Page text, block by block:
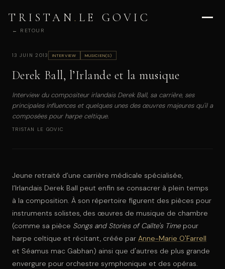
TRISTAN . LE GOVIC
← RETOUR
13 JUIN 2013 INTERVIEW MUSICIEN(S)
Derek Ball, l’Irlande et la musique
Interview du compositeur irlandais Derek Ball, sa carrière, ses
principales influences et quelques unes des œuvres majeures qu'il a
composées pour harpe celtique.
TRISTAN LE GOVIC
Jeune retraité d’une carrière médicale spécialisée,
l’Irlandais Derek Ball peut enfin se consacrer à plein temps
à la composition. À son répertoire figurent des pièces pour
instruments solistes, des œuvres de musique de chambre
(comme sa pièce Songs and Stories of Caílte's Timepour
harpe celtique et récitant, créée par Anne-Marie O'Farrell
et Séamus mac Gabhan) ainsi que d'autres de plus grande
envergure pour orchestre symphonique et des opéras.